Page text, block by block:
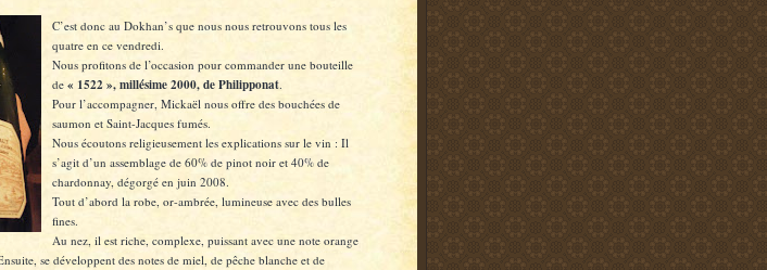
C’est donc au Dokhan’s que nous nous retrouvons tous les
quatre en ce vendredi.
Nous profitons de l’occasion pour commander une bouteille
de « 1522 », millésime 2000, de Philipponat.
Pour l’accompagner, Mickaël nous offre des bouchées de
saumon et Saint-Jacques fumés.
Nous écoutons religieusement les explications sur le vin : Il
s’agit d’un assemblage de 60% de pinot noir et 40% de
chardonnay, dégorgé en juin 2008.
Tout d’abord la robe, or-ambrée, lumineuse avec des bulles
fines.
Au nez, il est riche, complexe, puissant avec une note orange
se développent des notes de miel, de pêche blanche et de